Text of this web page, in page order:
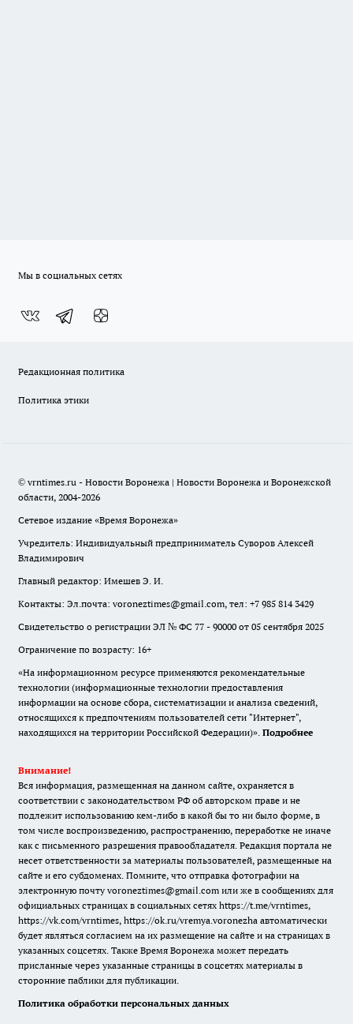
Мы в социальных сетях
Редакционная политика
Политика этики
© vrntimes.ru - Новости Воронежа | Новости Воронежа и Воронежской
области, 2004-2026
Сетевое издание «Время Воронежа»
Учредитель: Индивидуальный предприниматель Суворов Алексей
Владимирович
Главный редактор: Имешев Э. И.
Контакты: Эл.почта: voroneztimes@gmail.com, тел: +7 985 814 3429
Свидетельство о регистрации ЭЛ № ФС 77 - 90000 от 05 сентября 2025
Ограничение по возрасту: 16+
«На информационном ресурсе применяются рекомендательные
технологии (информационные технологии предоставления
информации на основе сбора, систематизации и анализа сведений,
относящихся к предпочтениям пользователей сети "Интернет",
находящихся на территории Российской Федерации)». Подробнее
Внимание!
Вся информация, размещенная на данном сайте, охраняется в
соответствии с законодательством РФ об авторском праве и не
подлежит использованию кем-либо в какой бы то ни было форме, в
том числе воспроизведению, распространению, переработке не иначе
как с письменного разрешения правообладателя. Редакция портала не
несет ответственности за материалы пользователей, размещенные на
сайте и его субдоменах. Помните, что отправка фотографии на
электронную почту voroneztimes@gmail.com или же в сообщениях для
официальных страницах в социальных сетях https://t.me/vrntimes,
https://vk.com/vrntimes, https://ok.ru/vremya.voronezha автоматически
будет являться согласием на их размещение на сайте и на страницах в
указанных соцсетях. Также Время Воронежа может передать
присланные через указанные страницы в соцсетях материалы в
сторонние паблики для публикации.
Политика обработки персональных данных